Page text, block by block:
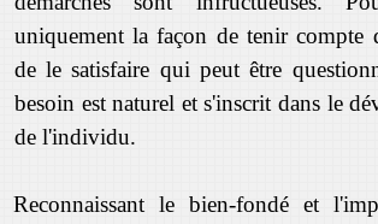
uniquement la façon de tenir compte
de le satisfaire qui peut être
besoin est naturel et s'inscrit dans le
de l'individu.
Reconnaissant le bien-fondé et